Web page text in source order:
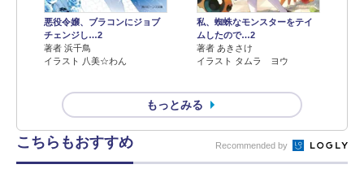
悪役令嬢、ブラコンにジョブ
チェンジし…2
著者 浜千鳥
イラスト 八美☆わん
私、蜘蛛なモンスターをテイ
ムしたので…2
著者 あきさけ
イラスト タムラ ヨウ
もっとみる
こちらもおすすめ Recommended by